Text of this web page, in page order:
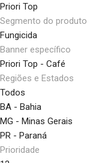
Priori Top
Segmento do produto
Fungicida
Banner específico
Priori Top - Café
Regiões e Estados
Todos
BA - Bahia
MG - Minas Gerais
PR - Paraná
Prioridade